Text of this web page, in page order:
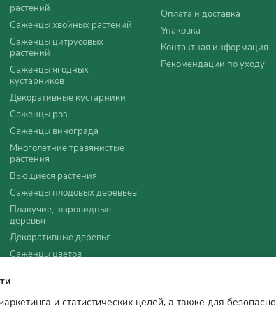
садоводства:
и
растут
их в
пчел и
растений
Саженцы хвойных растений
Саженцы цитрусовых
растений
Саженцы ягодных
кустарников
Декоративные кустарники
Саженцы роз
Саженцы винограда
Многолетние травянистые
растения
Вьющиеся растения
Саженцы плодовых деревьев
Плакучие, шаровидные
деревья
Декоративные деревья
Саженцы цветов
Семена
Все для мульчирования
Оплата и доставка
Упаковка
Контактная информация
Рекомендации по уходу
и статистических целей, а также для